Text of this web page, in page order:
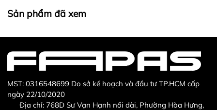
Sản phẩm không đúng với đơn hàng đã đặt
Sản phẩm bị hư hỏng khi nhìn bằng mắt thường
Sản phẩm đã xem
MST: 0316548699 Do sở kế hoạch và đầu tư TP.HCM cấp
ngày 22/10/2020
Địa chỉ: 768D Sư Vạn Hạnh nối dài, Phường Hòa Hưng,